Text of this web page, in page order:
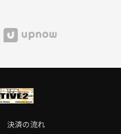
決済の流れ